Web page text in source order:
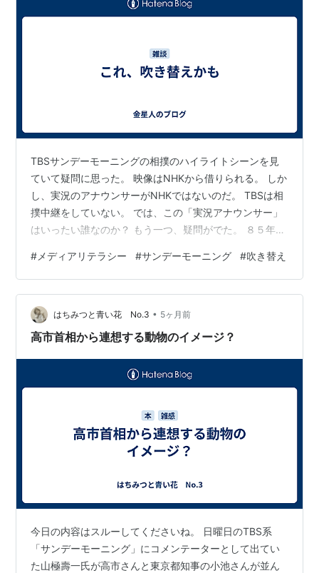
TBSサンデーモーニングの相撲のハイライトシーンを見
ていて疑問に思った。 映像はNHKから借りられる。 しか
し、実況のアナウンサーがNHKではないのだ。 TBSは相
撲中継をしていない。 では、この「実況アナウンサー」
はいったい誰なのか？ もう一つ、疑問がでた。 ８５年の
サーの声が、先ほどのアナウンサーの声とまったく一緒
だったのだ。 「これはどういうことなんだろう？」
GoogleAIとMicrosoftコパイロットで調べた。 以下、要
約すると。 〇NHKの実況音声は基本的にそのまま使えな
い。 大相撲の中継権はNHKが持っている。 映像はニュ
# メディアリテラシー #サンデーモーニング #吹き替え
はちみつと青い花 No.3 • 5ヶ月前
高市首相から連想する動物のイメージ？
今日の内容はスルーしてくださいね。 日曜日のTBS系
「サンデーモーニング」にコメンテーターとして出てい
た山極壽一氏が高市さんと東京都知事の小池さんが並ん